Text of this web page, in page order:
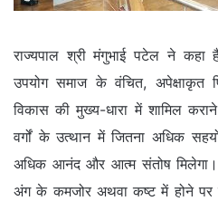
राज्यपाल श्री मंगुभाई पटेल ने कहा है
उपयोग समाज के वंचित, अपेक्षाकृत
विकास की मुख्य-धारा में शामिल
वर्गों के उत्थान में जितना अधिक
अधिक आनंद और आत्म संतोष
अंग के कमजोर अथवा कष्ट में होने पर